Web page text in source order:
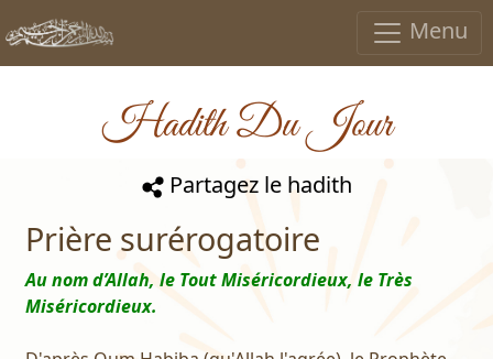
Menu
Hadith Du Jour
Partagez le hadith
Prière surérogatoire
Au nom d’Allah, le Tout Miséricordieux, le Très
Miséricordieux.